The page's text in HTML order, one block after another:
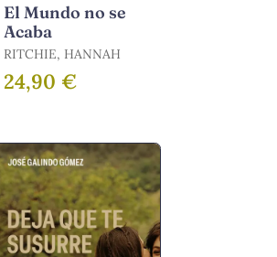
El Mundo no se
Acaba
RITCHIE, HANNAH
24,90 €